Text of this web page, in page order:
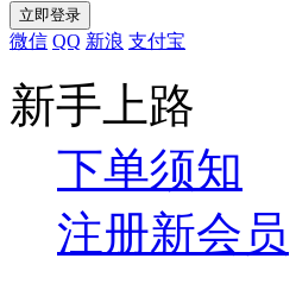
微信 QQ 新浪 支付宝
新手上路
下单须知
注册新会员